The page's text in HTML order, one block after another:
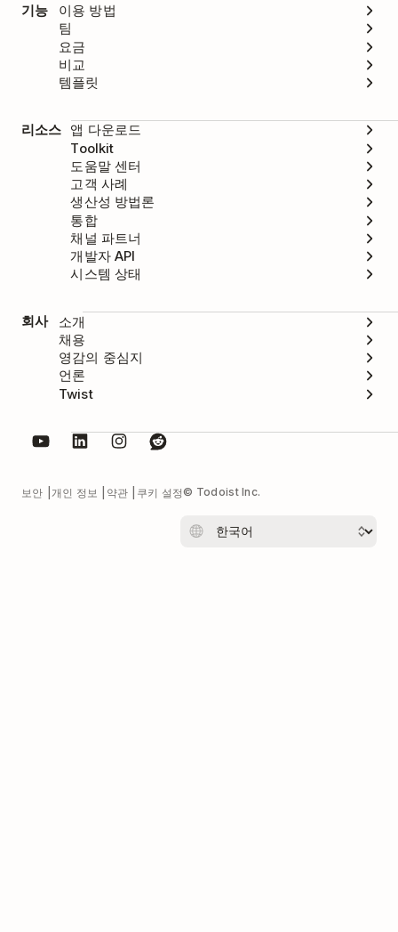
기능
이용 방법
팀
요금
비교
템플릿
리소스 앱 다운로드
Toolkit
도움말 센터
고객 사례
생산성 방법론
통합
채널 파트너
개발자 API
시스템 상태
회사
소개
채용
영감의 중심지
언론
Twist
보안 개인 정보 약관 쿠키 설정© Todoist Inc.